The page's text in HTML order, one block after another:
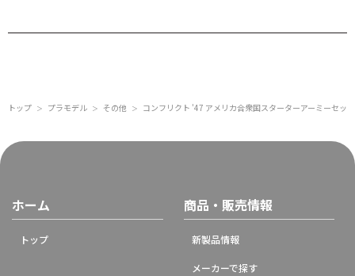
トップ ＞ プラモデル ＞ その他 ＞ コンフリクト '47 アメリカ合衆国スターターアーミーセット
ホーム
トップ
商品・販売情報
新製品情報
メーカーで探す